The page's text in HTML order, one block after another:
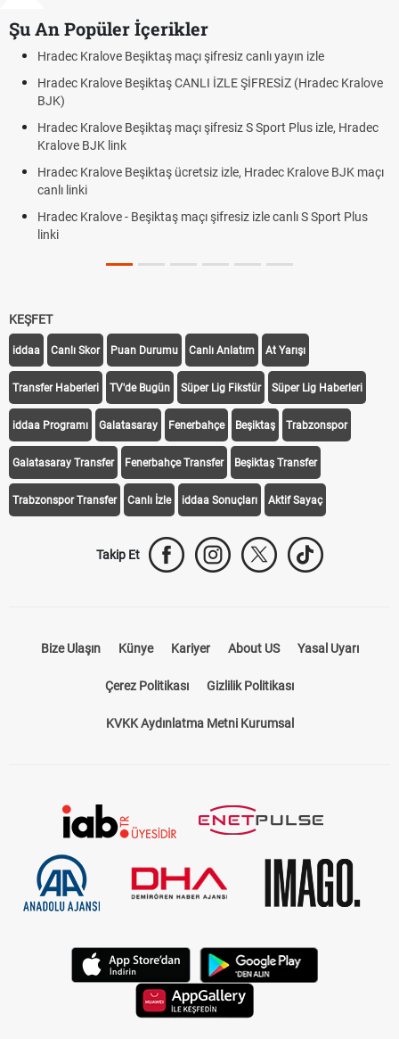
Şu An Popüler İçerikler
Hradec Kralove Beşiktaş maçı şifresiz canlı yayın izle
Hradec Kralove Beşiktaş CANLI İZLE ŞİFRESİZ (Hradec Kralove
BJK)
Hradec Kralove Beşiktaş maçı şifresiz S Sport Plus izle, Hradec
Kralove BJK link
Hradec Kralove Beşiktaş ücretsiz izle, Hradec Kralove BJK maçı
canlı linki
Hradec Kralove - Beşiktaş maçı şifresiz izle canlı S Sport Plus
linki
KEŞFET
iddaa Canlı Skor Puan Durumu Canlı Anlatım At Yarışı
Transfer Haberleri TV'de Bugün Süper Lig Fikstür Süper Lig Haberleri
iddaa Programı Galatasaray Fenerbahçe Beşiktaş Trabzonspor
Galatasaray Transfer Fenerbahçe Transfer Beşiktaş Transfer
Trabzonspor Transfer Canlı İzle iddaa Sonuçları Aktif Sayaç
Takip Et
Bize Ulaşın Künye Kariyer About US Yasal Uyarı
Çerez Politikası Gizlilik Politikası
KVKK Aydınlatma Metni Kurumsal